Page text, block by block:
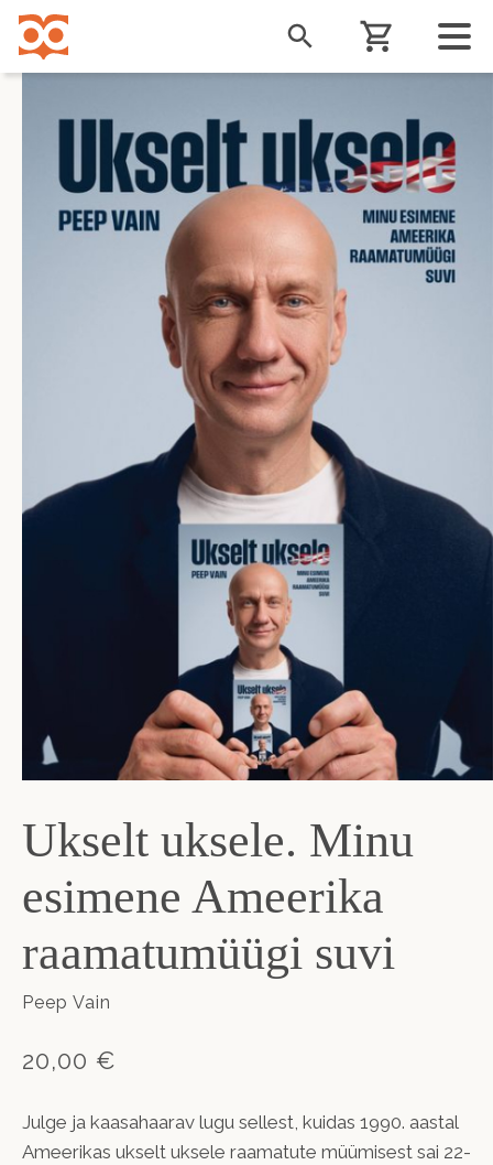
Liigu
edasi
põhisisu
juurde
Ukselt uksele. Minu
esimene Ameerika
raamatumüügi suvi
Peep Vain
20,00 €
Julge ja kaasahaarav lugu sellest, kuidas 1990. aastal
Ameerikas ukselt uksele raamatute müümisest sai 22-